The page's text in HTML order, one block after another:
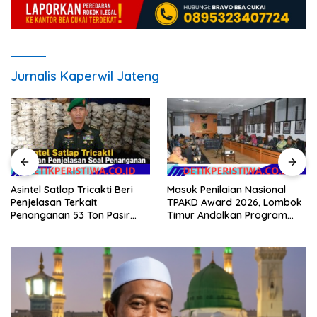
Jurnalis Kaperwil Jateng
Asintel Satlap Tricakti Beri
Penjelasan Terkait
Penanganan 53 Ton Pasir
Masuk Penilaian Nasional
TPAKD Award 2026, Lombok
Timur Andalkan Program
Warga